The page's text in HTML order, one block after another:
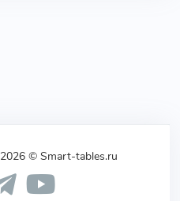
© Smart-tables.ru